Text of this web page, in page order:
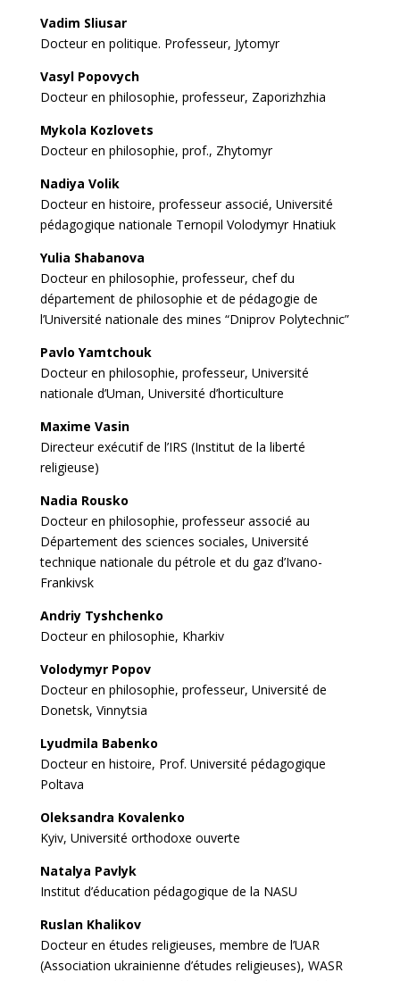
Vadim Sliusar
Docteur en politique. Professeur, Jytomyr
Vasyl Popovych
Docteur en philosophie, professeur, Zaporizhzhia
Mykola Kozlovets
Docteur en philosophie, prof., Zhytomyr
Nadiya Volik
Docteur en histoire, professeur associé, Université
pédagogique nationale Ternopil Volodymyr Hnatiuk
Yulia Shabanova
Docteur en philosophie, professeur, chef du
département de philosophie et de pédagogie de
l’Université nationale des mines “Dniprov Polytechnic”
Pavlo Yamtchouk
Docteur en philosophie, professeur, Université
nationale d’Uman, Université d’horticulture
Maxime Vasin
Directeur exécutif de l’IRS (Institut de la liberté
religieuse)
Nadia Rousko
Docteur en philosophie, professeur associé au
Département des sciences sociales, Université
technique nationale du pétrole et du gaz d’Ivano-
Frankivsk
Andriy Tyshchenko
Docteur en philosophie, Kharkiv
Volodymyr Popov
Docteur en philosophie, professeur, Université de
Donetsk, Vinnytsia
Lyudmila Babenko
Docteur en histoire, Prof. Université pédagogique
Poltava
Oleksandra Kovalenko
Kyiv, Université orthodoxe ouverte
Natalya Pavlyk
Institut d’éducation pédagogique de la NASU
Ruslan Khalikov
Docteur en études religieuses, membre de l’UAR
(Association ukrainienne d’études religieuses), WASR